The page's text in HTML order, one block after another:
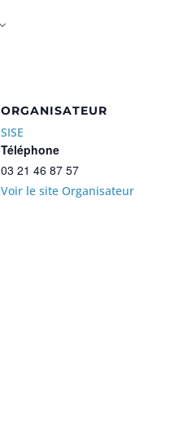
ORGANISATEUR
SISE
Téléphone
03 21 46 87 57
Voir le site Organisateur